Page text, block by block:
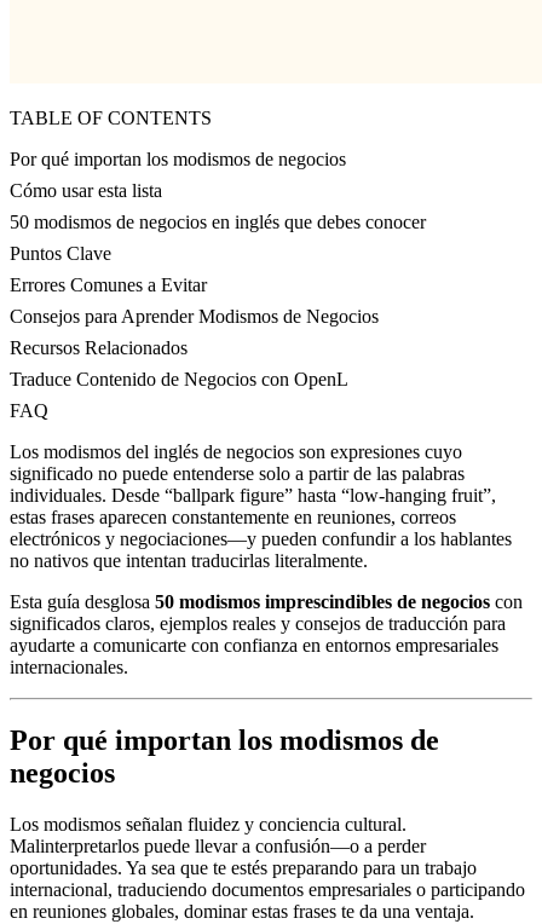
TABLE OF CONTENTS
Por qué importan los modismos de negocios
Cómo usar esta lista
50 modismos de negocios en inglés que debes conocer
Puntos Clave
Errores Comunes a Evitar
Consejos para Aprender Modismos de Negocios
Recursos Relacionados
Traduce Contenido de Negocios con OpenL
FAQ
Los modismos del inglés de negocios son expresiones cuyo
significado no puede entenderse solo a partir de las palabras
individuales. Desde “ballpark figure” hasta “low-hanging fruit”,
estas frases aparecen constantemente en reuniones, correos
electrónicos y negociaciones—y pueden confundir a los hablantes
no nativos que intentan traducirlas literalmente.
Esta guía desglosa 50 modismos imprescindibles de negocios con
significados claros, ejemplos reales y consejos de traducción para
ayudarte a comunicarte con confianza en entornos empresariales
internacionales.
Por qué importan los modismos de
negocios
Los modismos señalan fluidez y conciencia cultural.
Malinterpretarlos puede llevar a confusión—o a perder
oportunidades. Ya sea que te estés preparando para un trabajo
internacional, traduciendo documentos empresariales o participando
en reuniones globales, dominar estas frases te da una ventaja.